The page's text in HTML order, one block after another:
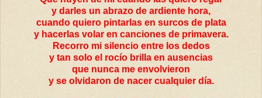
y darles un abrazo de ardiente hora,
cuando quiero pintarlas en surcos de plata
y hacerlas volar en canciones de primavera.
Recorro mi silencio entre los dedos
y tan solo el rocío brilla en ausencias
que nunca me envolvieron
y se olvidaron de nacer cualquier día.